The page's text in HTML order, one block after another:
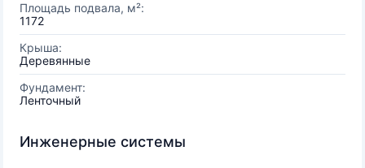
Площадь подвала, м²:
1172
Крыша:
Деревянные
Фундамент:
Ленточный
Инженерные системы